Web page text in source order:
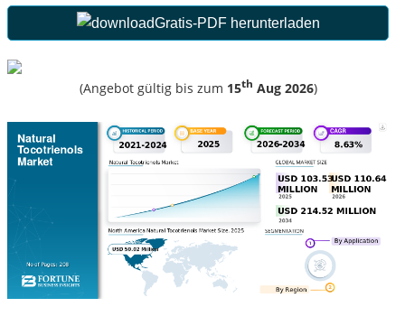
Gratis-PDF herunterladen
(Angebot gültig bis zum 15th Aug 2026)